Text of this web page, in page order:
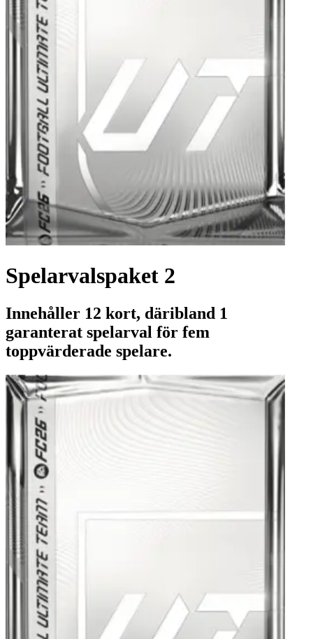
Spelarvalspaket 2
Innehåller 12 kort, däribland 1
garanterat spelarval för fem
toppvärderade spelare.